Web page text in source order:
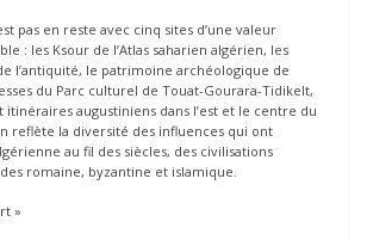
pas en reste avec cinq sites d’une valeur
: les Ksour de l’Atlas saharien algérien, les
l’antiquité, le patrimoine archéologique de
du Parc culturel de Touat-Gourara-Tidikelt,
itinéraires augustiniens dans l’est et le centre du
reflète la diversité des influences qui ont
au fil des siècles, des civilisations
romaine, byzantine et islamique.
»